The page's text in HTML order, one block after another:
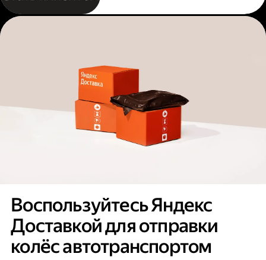
Воспользуйтесь Яндекс
Доставкой для отправки
колёс автотранспортом